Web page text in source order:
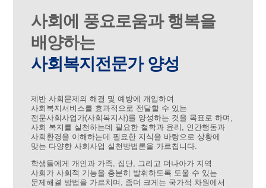
사회에 풍요로움과 행복을
배양하는
사회복지전문가 양성
제반 사회문제의 해결 및 예방에 개입하여
사회복지서비스를 효과적으로 전달할 수 있는
전문사회사업가(사회복지사)를 양성하는 것을 목표로 하며,
사회 복지를 실천하는데 필요한 철학과 윤리, 인간행동과
사회환경을 이해하는데 필요한 지식을 바탕으로 상황에
맞는 다양한 사회사업 실천방법론을 가르칩니다.
학생들에게 개인과 가족, 집단, 그리고 더나아가 지역
사회가 사회적 기능을 충분히 발휘하도록 도울 수 있는
문제해결 방법을 가르치며, 좀더 크게는 국가적 차원에서